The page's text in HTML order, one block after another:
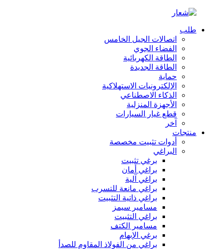
طلب
اتصالات الجيل الخامس
الفضاء الجوي
الطاقة الكهربائية
الطاقة الجديدة
حماية
الإلكترونيات الاستهلاكية
الذكاء الاصطناعي
الأجهزة المنزلية
قطع غيار السيارات
آخر
منتجات
أدوات تثبيت مخصصة
البراغي
برغي تثبيت
براغي أمان
براغي آلية
براغي مانعة للتسرب
براغي ذاتية التثبيت
مسامير سيمز
براغي التثبيت
مسامير الكتف
برغي الإبهام
براغي من الفولاذ المقاوم للصدأ